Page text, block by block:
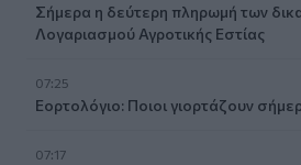
Σήμερα η δεύτερη πληρωμή των
Λογαριασμού Αγροτικής Εστίας
07:25
Εορτολόγιο: Ποιοι γιορτάζουν
07:17